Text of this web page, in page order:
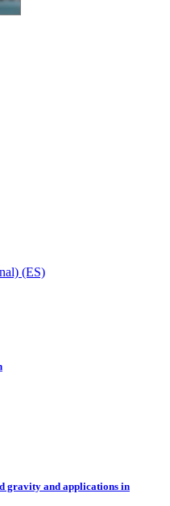
gravity and applications in